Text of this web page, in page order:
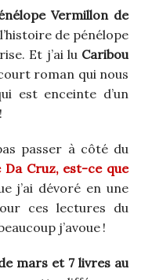
Vermillon de
de pénélope
Et j’ai lu Caribou
roman qui nous
est enceinte d’un
passer à côté du
Da Cruz, est-ce que
j’ai dévoré en une
ces lectures du
j’avoue !
mars et 7 livres au